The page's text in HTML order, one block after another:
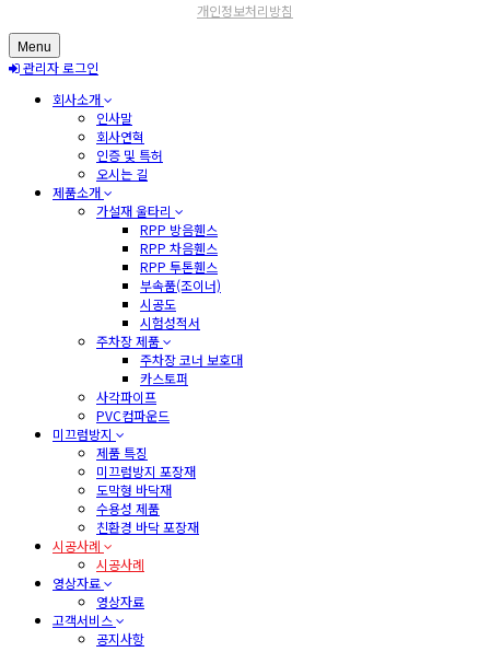
개인정보처리방침
Menu
관리자 로그인
회사소개
인사말
회사연혁
인증 및 특허
오시는 길
제품소개
가설재 울타리
RPP 방음휀스
RPP 차음휀스
RPP 투톤휀스
부속품(조이너)
시공도
시험성적서
주차장 제품
주차장 코너 보호대
카스토퍼
사각파이프
PVC컴파운드
미끄럼방지
제품 특징
미끄럼방지 포장재
도막형 바닥재
수용성 제품
친환경 바닥 포장재
시공사례
시공사례
영상자료
영상자료
고객서비스
공지사항